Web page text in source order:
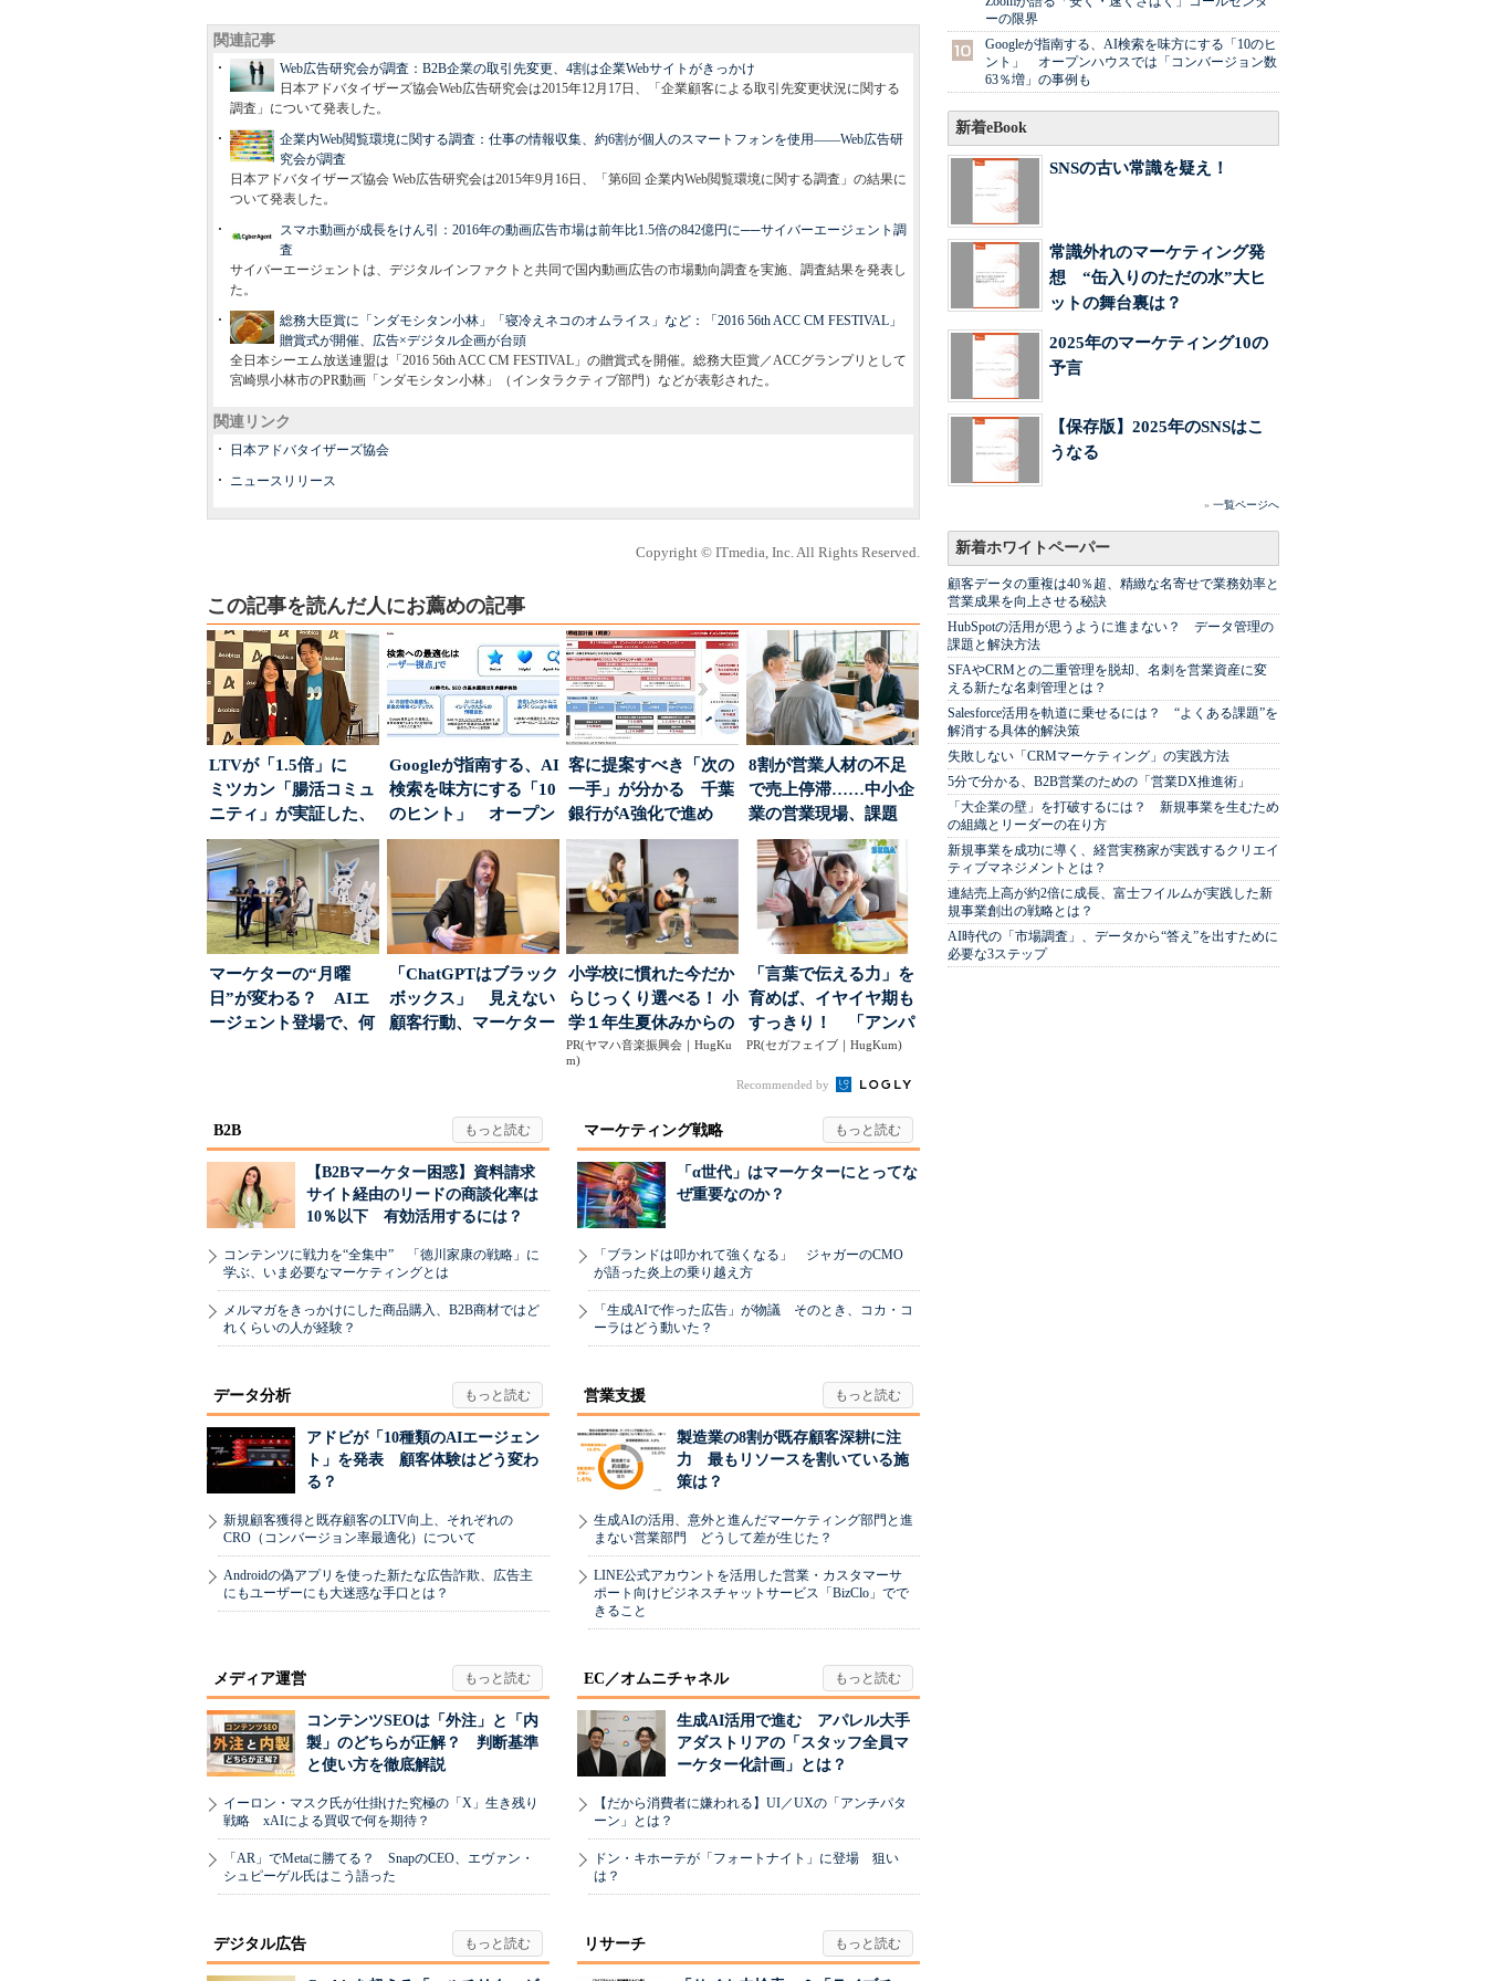
関連記事
Web広告研究会が調査：B2B企業の取引先変更、4割は企業Webサイトがきっかけ
日本アドバタイザーズ協会Web広告研究会は2015年12月17日、「企業顧客による取引先変更状況に関する
調査」について発表した。
企業内Web閲覧環境に関する調査：仕事の情報収集、約6割が個人のスマートフォンを使用――Web広告研
究会が調査
日本アドバタイザーズ協会 Web広告研究会は2015年9月16日、「第6回 企業内Web閲覧環境に関する調査」の結果に
ついて発表した。
スマホ動画が成長をけん引：2016年の動画広告市場は前年比1.5倍の842億円に──サイバーエージェント調
査
サイバーエージェントは、デジタルインファクトと共同で国内動画広告の市場動向調査を実施、調査結果を発表し
た。
総務大臣賞に「ンダモシタン小林」「寝冷えネコのオムライス」など：「2016 56th ACC CM FESTIVAL」
贈賞式が開催、広告×デジタル企画が台頭
全日本シーエム放送連盟は「2016 56th ACC CM FESTIVAL」の贈賞式を開催。総務大臣賞／ACCグランプリとして
宮崎県小林市のPR動画「ンダモシタン小林」（インタラクティブ部門）などが表彰された。
関連リンク
日本アドバタイザーズ協会
ニュースリリース
Copyright © ITmedia, Inc. All Rights Reserved.
この記事を読んだ人にお薦めの記事
LTVが「1.5倍」に
ミツカン「腸活コミュ
ニティ」が実証した、
値上げ時代に選ば...
Googleが指南する、AI
検索を味方にする「10
のヒント」 オープン
ハウスでは...
客に提案すべき「次の
一手」が分かる 千葉
銀行がA強化で進め
る“One to On...
8割が営業人材の不足
で売上停滞……中小企
業の営業現場、課題
は？
マーケターの“月曜
日”が変わる？ AIエ
ージェント登場で、何
「ChatGPTはブラック
ボックス」 見えない
顧客行動、マーケター
小学校に慣れた今だか
らじっくり選べる！ 小
学１年生夏休みからの
「音楽教室」デビュ...
PR(ヤマハ音楽振興会｜HugKu
m)
「言葉で伝える力」を
育めば、イヤイヤ期も
すっきり！ 「アンパ
ンマン ことばずかん...
PR(セガフェイブ｜HugKum)
Recommended by
B2B
【B2Bマーケター困惑】資料請求
サイト経由のリードの商談化率は
10％以下 有効活用するには？
コンテンツに戦力を“全集中” 「徳川家康の戦略」に
学ぶ、いま必要なマーケティングとは
メルマガをきっかけにした商品購入、B2B商材ではど
れくらいの人が経験？
マーケティング戦略
「α世代」はマーケターにとってな
ぜ重要なのか？
「ブランドは叩かれて強くなる」 ジャガーのCMO
が語った炎上の乗り越え方
「生成AIで作った広告」が物議 そのとき、コカ・コ
ーラはどう動いた？
データ分析
アドビが「10種類のAIエージェン
ト」を発表 顧客体験はどう変わ
る？
新規顧客獲得と既存顧客のLTV向上、それぞれの
CRO（コンバージョン率最適化）について
Androidの偽アプリを使った新たな広告詐欺、広告主
にもユーザーにも大迷惑な手口とは？
営業支援
製造業の8割が既存顧客深耕に注
力 最もリソースを割いている施
策は？
生成AIの活用、意外と進んだマーケティング部門と進
まない営業部門 どうして差が生じた？
LINE公式アカウントを活用した営業・カスタマーサ
ポート向けビジネスチャットサービス「BizClo」でで
きること
メディア運営
コンテンツSEOは「外注」と「内
製」のどちらが正解？ 判断基準
と使い方を徹底解説
イーロン・マスク氏が仕掛けた究極の「X」生き残り
戦略 xAIによる買収で何を期待？
「AR」でMetaに勝てる？ SnapのCEO、エヴァン・
シュピーゲル氏はこう語った
EC／オムニチャネル
生成AI活用で進む アパレル大手
アダストリアの「スタッフ全員マ
ーケター化計画」とは？
【だから消費者に嫌われる】UI／UXの「アンチパタ
ーン」とは？
ドン・キホーテが「フォートナイト」に登場 狙い
は？
デジタル広告 リサーチ
ーの限界
Googleが指南する、AI検索を味方にする「10のヒ
ント」 オープンハウスでは「コンバージョン数
63％増」の事例も
新着eBook
SNSの古い常識を疑え！
常識外れのマーケティング発
想 “缶入りのただの水”大ヒ
ットの舞台裏は？
2025年のマーケティング10の
予言
【保存版】2025年のSNSはこ
うなる
» 一覧ページへ
新着ホワイトペーパー
顧客データの重複は40％超、精緻な名寄せで業務効率と
営業成果を向上させる秘訣
HubSpotの活用が思うように進まない？ データ管理の
課題と解決方法
SFAやCRMとの二重管理を脱却、名刺を営業資産に変
える新たな名刺管理とは？
Salesforce活用を軌道に乗せるには？ “よくある課題”を
解消する具体的解決策
失敗しない「CRMマーケティング」の実践方法
5分で分かる、B2B営業のための「営業DX推進術」
「大企業の壁」を打破するには？ 新規事業を生むため
の組織とリーダーの在り方
新規事業を成功に導く、経営実務家が実践するクリエイ
ティブマネジメントとは？
連結売上高が約2倍に成長、富士フイルムが実践した新
規事業創出の戦略とは？
AI時代の「市場調査」、データから“答え”を出すために
必要な3ステップ